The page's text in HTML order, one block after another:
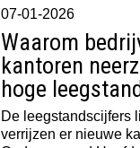
07-01-2026
Waarom
kantoren
hoge
De leegstandscijfers
verrijzen er nieuwe